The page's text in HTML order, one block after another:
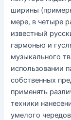
ширины
мере, в четыре
известный
гармонью и
музыкального
использовании
собственных
применять
техники
умелого